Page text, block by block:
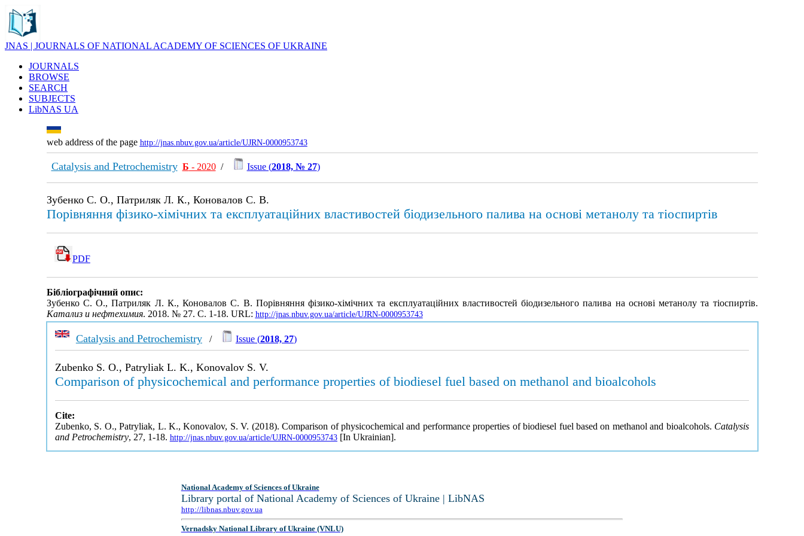
JNAS | JOURNALS OF NATIONAL ACADEMY OF SCIENCES OF UKRAINE
JOURNALS
BROWSE
SEARCH
SUBJECTS
LibNAS UA
web address of the page http://jnas.nbuv.gov.ua/article/UJRN-0000953743
Catalysis and Petrochemistry Б - 2020/ Issue (2018, № 27)
Зубенко С. О., Патриляк Л. К., Коновалов С. В.
Порівняння фізико-хімічних та експлуатаційних властивостей біодизельного палива на основі метанолу та тіоспиртів
PDF
Бібліографічний опис:
Зубенко С. О., Патриляк Л. К., Коновалов С. В. Порівняння фізико-хімічних та експлуатаційних властивостей біодизельного палива на основі метанолу та тіоспиртів.
Катализ и нефтехимия. 2018. № 27. С. 1-18. URL: http://jnas.nbuv.gov.ua/article/UJRN-0000953743
Catalysis and Petrochemistry/ Issue (2018, 27)
Zubenko S. O., Patryliak L. K., Konovalov S. V.
Comparison of physicochemical and performance properties of biodiesel fuel based on methanol and bioalcohols
Cite:
Zubenko, S. O., Patryliak, L. K., Konovalov, S. V. (2018). Comparison of physicochemical and performance properties of biodiesel fuel based on methanol and bioalcohols. Catalysis
and Petrochemistry, 27, 1-18. http://jnas.nbuv.gov.ua/article/UJRN-0000953743[In Ukrainian].
National Academy of Sciences of Ukraine
Library portal of National Academy of Sciences of Ukraine | LibNAS
http://libnas.nbuv.gov.ua
Vernadsky National Library of Ukraine (VNLU)